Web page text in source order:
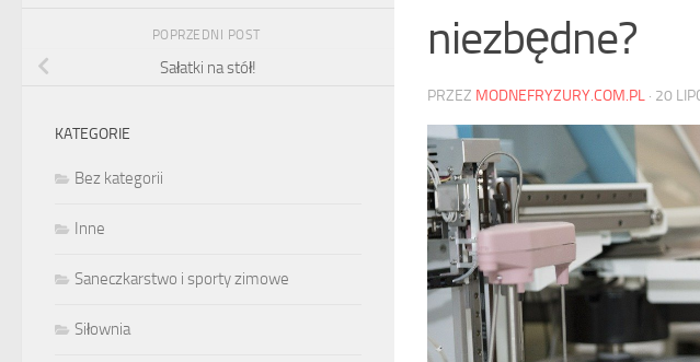
niezbędne?
PRZEZ MODNEFRYZURY.COM.PL · 20
POPRZEDNI POST
Sałatki na stół!
KATEGORIE
Bez kategorii
Inne
Saneczkarstwo i sporty zimowe
Siłownia